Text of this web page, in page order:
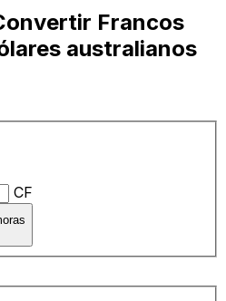
Francos
australianos
CF